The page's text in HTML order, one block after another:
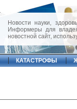
Новости науки,
Информеры для
новостной сайт,
КАТАСТРОФЫ